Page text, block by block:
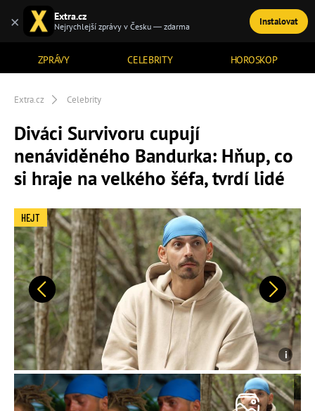
ZPRÁVY CELEBRITY HOROSKOP
TÉMATA
Extra.cz Celebrity
Diváci Survivoru cupují
nenáviděného Bandurka: Hňup, co
si hraje na velkého šéfa, tvrdí lidé
Předchozí Další
HEJT
× Extra.cz
Nejrychlejší zprávy v Česku — zdarma Instalovat